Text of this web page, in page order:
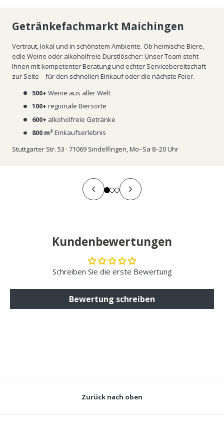
Getränkefachmarkt Maichingen
Vertraut, lokal und in schönstem Ambiente. Ob heimische Biere,
edle Weine oder alkoholfreie Durstlöscher: Unser Team steht
Ihnen mit kompetenter Beratung und echter Servicebereitschaft
zur Seite – für den schnellen Einkauf oder die nächste Feier.
500+ Weine aus aller Welt
100+ regionale Biersorte
600+ alkoholfreie Getränke
800 m²Einkaufserlebnis
Stuttgarter Str. 53 · 71069 Sindelfingen, Mo–Sa 8–20 Uhr
Kundenbewertungen
Schreiben Sie die erste Bewertung
Bewertung schreiben
Zurück nach oben